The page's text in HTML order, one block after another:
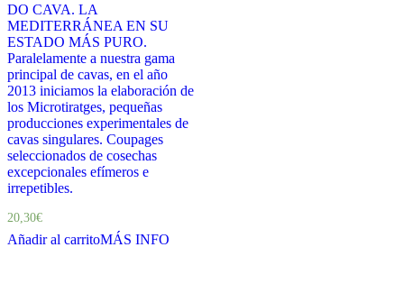
DO CAVA. LA
MEDITERRÁNEA EN SU
ESTADO MÁS PURO.
Paralelamente a nuestra gama
principal de cavas, en el año
2013 iniciamos la elaboración de
los Microtiratges, pequeñas
producciones experimentales de
cavas singulares. Coupages
seleccionados de cosechas
excepcionales efímeros e
irrepetibles.
20,30€
Añadir al carritoMÁS INFO